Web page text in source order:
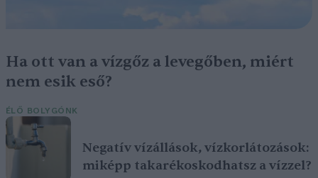
Ha ott van a vízgőz a levegőben, miért
nem esik eső?
ÉLŐ BOLYGÓNK
Negatív vízállások, vízkorlátozások:
miképp takarékoskodhatsz a vízzel?